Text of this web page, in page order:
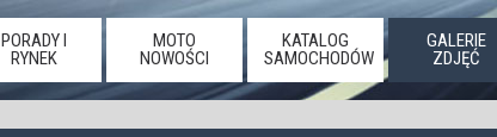
PORADY I
RYNEK
MOTO
NOWOŚCI
KATALOG
SAMOCHODÓW
GALERIE
ZDJĘĆ